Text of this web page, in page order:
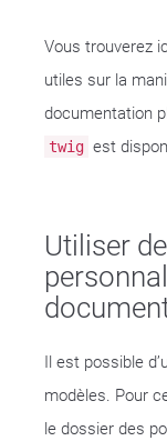
Vous trouverez
utiles sur la
documentation
twig est
Utiliser
Il est possible
modèles. Pour
le dossier des